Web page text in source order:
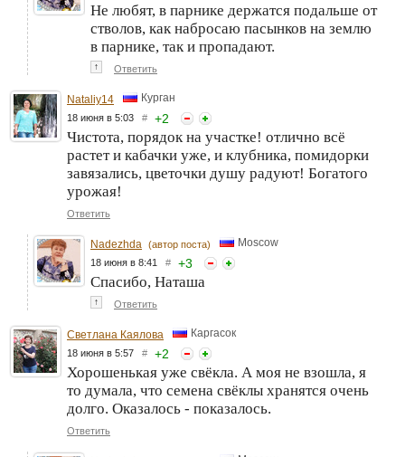
Не любят, в парнике держатся подальше от
стволов, как набросаю пасынков на землю
в парнике, так и пропадают.
↑ Ответить
Nataliy14 Курган
18 июня в 5:03 # +2
Чистота, порядок на участке! отлично всё
растет и кабачки уже, и клубника, помидорки
завязались, цветочки душу радуют! Богатого
урожая!
Ответить
Nadezhda (автор поста) Moscow
18 июня в 8:41 # +3
Спасибо, Наташа
↑ Ответить
Светлана Каялова Каргасок
18 июня в 5:57 # +2
Хорошенькая уже свёкла. А моя не взошла, я
то думала, что семена свёклы хранятся очень
долго. Оказалось - показалось.
Ответить